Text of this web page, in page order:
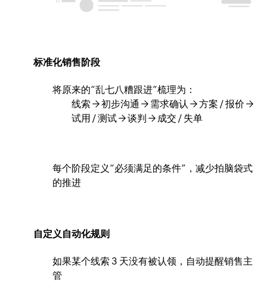
标准化销售阶段
将原来的“乱七八糟跟进”梳理为：
线索 → 初步沟通 → 需求确认 → 方案 / 报价 →
试用 / 测试 → 谈判 → 成交 / 失单
每个阶段定义“必须满足的条件”，减少拍脑袋式
的推进
自定义自动化规则
如果某个线索 3 天没有被认领，自动提醒销售主
管